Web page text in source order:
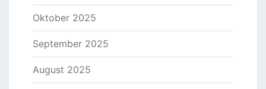
Oktober 2025
September 2025
August 2025